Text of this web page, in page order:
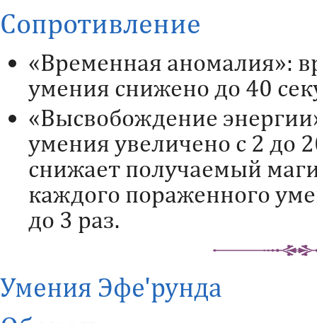
Сопротивление
«Временная аномалия»:
умения снижено до 40
«Высвобождение
умения увеличено с 2 до
снижает получаемый
каждого пораженного
до 3 раз.
Умения Эфе'рунда